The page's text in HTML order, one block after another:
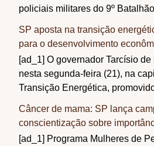
policiais militares do 9º
SP aposta na transição
para o desenvolvimento
[ad_1] O governador Tarcísio
nesta segunda-feira (21), na
Transição Energética,
Câncer de mama: SP lança
conscientização sobre
[ad_1] Programa Mulheres de